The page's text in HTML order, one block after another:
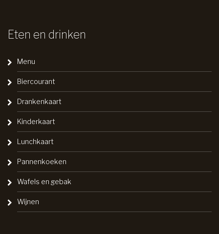
Eten en drinken
Menu
Biercourant
Drankenkaart
Kinderkaart
Lunchkaart
Pannenkoeken
Wafels en gebak
Wijnen